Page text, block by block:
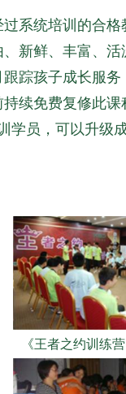
系统培训的合
新鲜、丰富、活
踪孩子成长服
续免费复修此课
学员，可以升级
《王者之约训练